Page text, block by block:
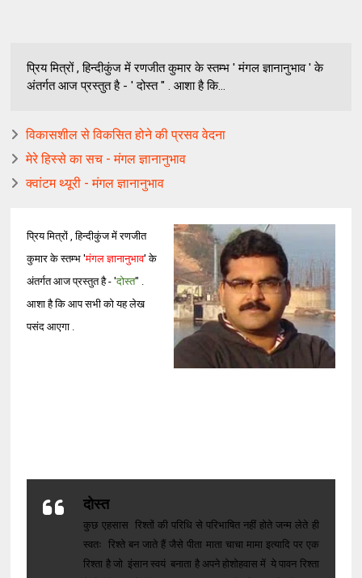
प्रिय मित्रों , हिन्दीकुंज में रणजीत कुमार के स्तम्भ ' मंगल ज्ञानानुभाव ' के
अंतर्गत आज प्रस्तुत है - ' दोस्त " . आशा है कि...
विकासशील से विकसित होने की प्रसव वेदना
मेरे हिस्से का सच - मंगल ज्ञानानुभाव
क्वांटम थ्यूरी - मंगल ज्ञानानुभाव
प्रिय मित्रों , हिन्दीकुंज में रणजीत
कुमार के स्तम्भ 'मंगल ज्ञानानुभाव' के
अंतर्गत आज प्रस्तुत है - 'दोस्त" .
आशा है कि आप सभी को यह लेख
पसंद आएगा .
दोस्त
कुछ एहसास रिश्तों की परिधि से परिभाषित नहीं होते जन्म लेते ही
स्वतः रिश्ते बन जाते हैं जैसे पीता माता चाचा मामा इत्यादि पर एक
रिश्ता है जो इंसान स्वयं बनाता है अपने होशोहवास में ये पावन रिश्ता